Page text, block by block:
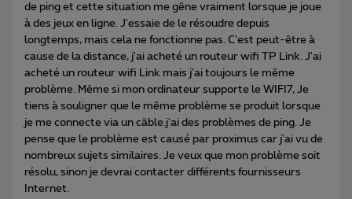
de ping et cette situation me gêne vraiment lorsque je joue
à des jeux en ligne. J'essaie de le résoudre depuis
longtemps, mais cela ne fonctionne pas. C'est peut-être à
cause de la distance, j'ai acheté un routeur wifi TP Link. J'ai
acheté un routeur wifi Link mais j'ai toujours le même
problème. Même si mon ordinateur supporte le WIFI7, Je
tiens à souligner que le même problème se produit lorsque
je me connecte via un câble.j'ai des problèmes de ping. Je
pense que le problème est causé par proximus car j'ai vu de
nombreux sujets similaires. Je veux que mon problème soit
résolu, sinon je devrai contacter différents fournisseurs
Internet.